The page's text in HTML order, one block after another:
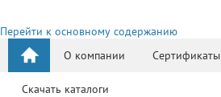
Перейти к основному содержанию
О компании
Сертификаты
Скачать каталоги